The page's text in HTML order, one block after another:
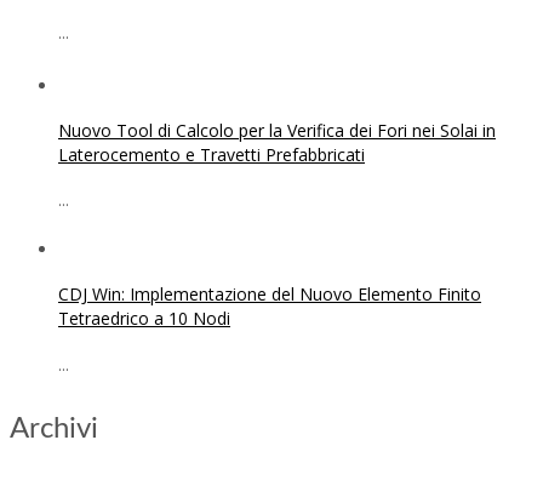
...
Nuovo Tool di Calcolo per la Verifica dei Fori nei Solai in
Laterocemento e Travetti Prefabbricati
...
CDJ Win: Implementazione del Nuovo Elemento Finito
Tetraedrico a 10 Nodi
...
Archivi